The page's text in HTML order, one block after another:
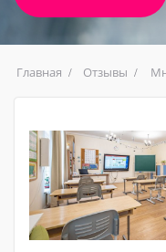
Главная Отзывы